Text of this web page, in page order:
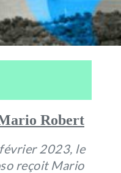
Robert
2023, le
reçoit Mario